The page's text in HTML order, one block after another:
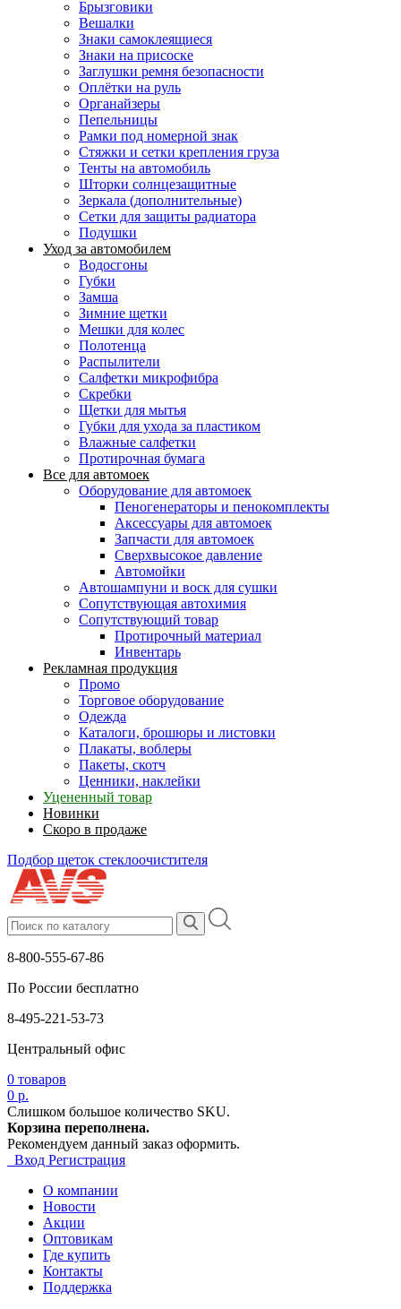
Брызговики
Вешалки
Знаки самоклеящиеся
Знаки на присоске
Заглушки ремня безопасности
Оплётки на руль
Органайзеры
Пепельницы
Рамки под номерной знак
Стяжки и сетки крепления груза
Тенты на автомобиль
Шторки солнцезащитные
Зеркала (дополнительные)
Сетки для защиты радиатора
Подушки
Уход за автомобилем
Водосгоны
Губки
Замша
Зимние щетки
Мешки для колес
Полотенца
Распылители
Салфетки микрофибра
Скребки
Щетки для мытья
Губки для ухода за пластиком
Влажные салфетки
Протирочная бумага
Все для автомоек
Оборудование для автомоек
Пеногенераторы и пенокомплекты
Аксессуары для автомоек
Запчасти для автомоек
Сверхвысокое давление
Автомойки
Автошампуни и воск для сушки
Сопутствующая автохимия
Сопутствующий товар
Протирочный материал
Инвентарь
Рекламная продукция
Промо
Торговое оборудование
Одежда
Каталоги, брошюры и листовки
Плакаты, воблеры
Пакеты, скотч
Ценники, наклейки
Уцененный товар
Новинки
Скоро в продаже
Подбор щеток стеклоочистителя
8-800-555-67-86
По России бесплатно
8-495-221-53-73
Центральный офис
0 товаров
0 р.
Слишком большое количество SKU.
Корзина переполнена.
Рекомендуем данный заказ оформить.
Вход Регистрация
О компании
Новости
Акции
Оптовикам
Где купить
Контакты
Поддержка